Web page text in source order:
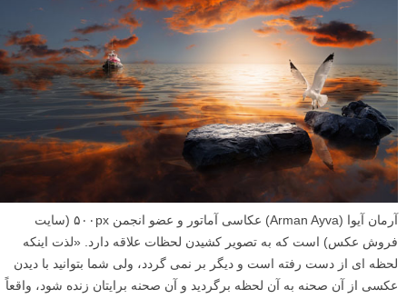
آرمان آیوا (Arman Ayva) عکاسی آماتور و عضو انجمن ۵۰۰px (سایت
فروش عکس) است که به تصویر کشیدن لحظات علاقه دارد. «لذت اینکه
لحظه ای از دست رفته است و دیگر بر نمی گردد، ولی شما بتوانید با دیدن
عکسی از آن صحنه به آن لحظه برگردید و آن صحنه برایتان زنده شود، واقعاً